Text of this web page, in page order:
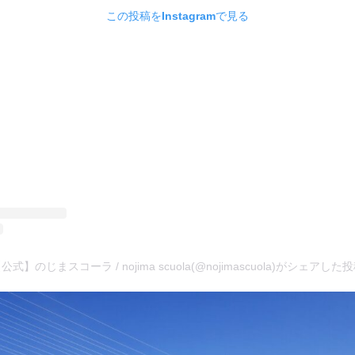
この投稿をInstagramで見る
式】のじまスコーラ / nojima scuola(@nojimascuola)がシェアした